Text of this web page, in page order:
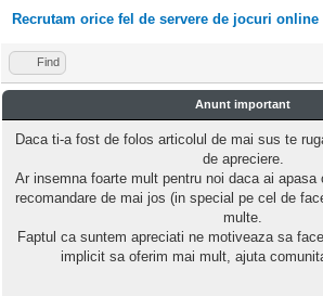
Recrutam orice fel de servere de jocuri online
Find
Anunt important
Daca ti-a fost de folos articolul de mai sus te
de apreciere.
Ar insemna foarte mult pentru noi daca ai apasa
recomandare de mai jos (in special pe cel de
multe.
Faptul ca suntem apreciati ne motiveaza sa
implicit sa oferim mai mult, ajuta